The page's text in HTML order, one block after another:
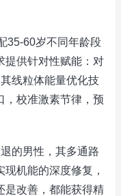
60岁不同年龄段
提供针对性赋能：对
线粒体能量优化技
，校准激素节律，预
的男性，其多通路
机能的深度修复，
是改善，都能获得精